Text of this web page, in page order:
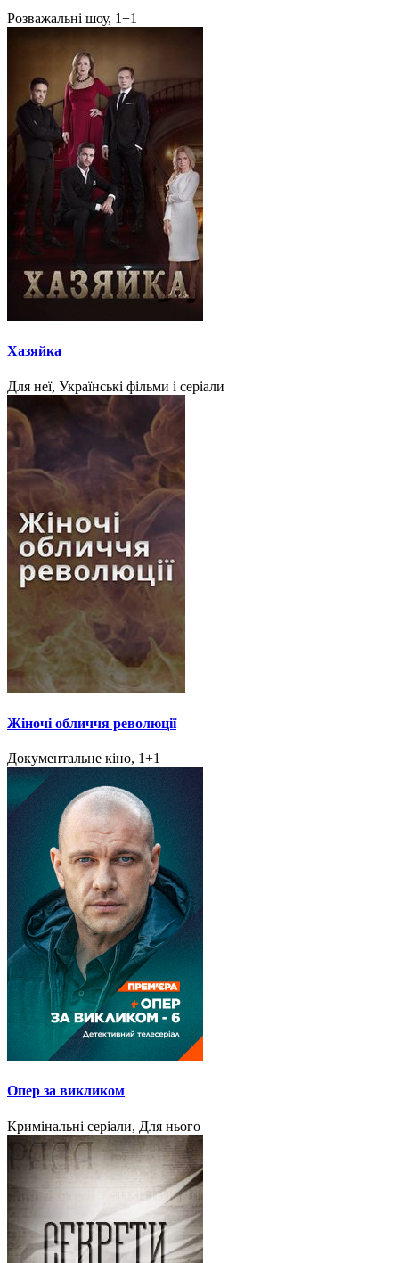
Розважальні шоу, 1+1
Хазяйка
Для неї, Українські фільми і серіали
Жіночі обличчя революції
Документальне кіно, 1+1
Опер за викликом
Кримінальні серіали, Для нього